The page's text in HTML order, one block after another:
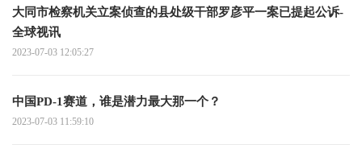
大同市检察机关立案侦查的县处级干部罗彦平一案已提起公诉-
全球视讯
2023-07-03 12:05:27
中国PD-1赛道，谁是潜力最大那一个？
2023-07-03 11:59:10